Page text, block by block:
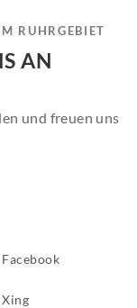
RUHRGEBIET
AN
und freuen uns
Facebook
Xing